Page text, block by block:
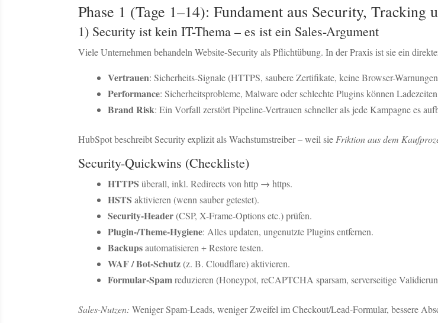
Phase 1 (Tage 1–14): Fundament aus Security, Tracking
1) Security ist kein IT-Thema – es ist ein Sales-Argument
Viele Unternehmen behandeln Website-Security als Pflichtübung. In der Praxis ist sie ein
Vertrauen: Sicherheits-Signale (HTTPS, saubere Zertifikate, keine Browser-
Performance: Sicherheitsprobleme, Malware oder schlechte Plugins können
Brand Risk: Ein Vorfall zerstört Pipeline-Vertrauen schneller als jede Kampagne es
HubSpot beschreibt Security explizit als Wachstumstreiber – weil sie Friktion aus dem
Security-Quickwins (Checkliste)
HTTPS überall, inkl. Redirects von http → https.
HSTS aktivieren (wenn sauber getestet).
Security-Header(CSP, X-Frame-Options etc.) prüfen.
Plugin-/Theme-Hygiene: Alles updaten, ungenutzte Plugins entfernen.
Backupsautomatisieren + Restore testen.
WAF / Bot-Schutz(z. B. Cloudflare) aktivieren.
Formular-Spamreduzieren (Honeypot, reCAPTCHA sparsam, serverseitige
Sales-Nutzen: Weniger Spam-Leads, weniger Zweifel im Checkout/Lead-Formular, bessere